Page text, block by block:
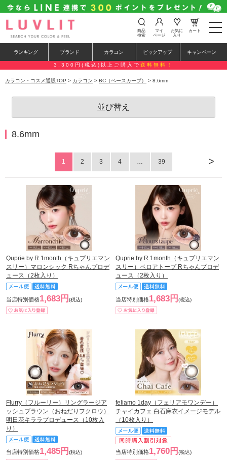
t
o
e
n
t
商品
検索
マイ
ページ
お気に
入り
カート
ランキング ブランド カラコン ピックアップ キャンペーン
3,300円(税込)以上ご購入で 送料無料！
カラコン・コスメ通販TOP > カラコン > BC（ベースカーブ） > 8.6mm
並び替え
8.6mm
>
1 2 3 4 … 39
Quprie by R 1month（キュプリエマン
スリー）マロンシック Rちゃんプロデ
ュース（2枚入り）
当店特別価格1,683円 (税込)
Quprie by R 1month（キュプリエマン
スリー）ベロアトープ Rちゃんプロデ
ュース（2枚入り）
当店特別価格1,683円 (税込)
Flurry（フルーリー）リングラージア
ッシュブラウン（おねだりフクロウ）
明日花キララプロデュース（10枚入
り）
当店特別価格1,485円 (税込)
feliamo 1day（フェリアモワンデー）
チャイカフェ 白石麻衣イメージモデル
（10枚入り）
当店特別価格1,760円 (税込)